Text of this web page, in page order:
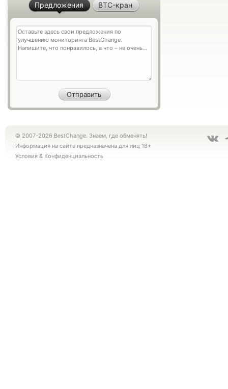
Предложения BTC-кран
© 2007-2026 BestChange. Знаем, где обменять!
Информация на сайте предназначена для лиц 18+
Условия & Конфиденциальность